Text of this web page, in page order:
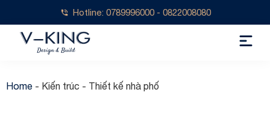
Hotline: 0789996000 - 0822008080
Home - Kiến trúc - Thiết kế nhà phố